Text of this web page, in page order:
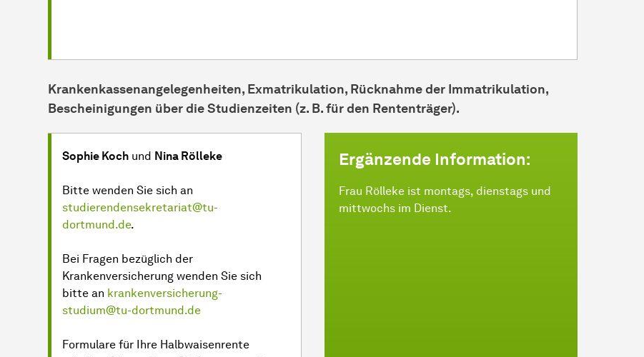
Krankenkassenangelegenheiten, Exmatrikulation, Rücknahme der Immatrikulation,
Bescheinigungen über die Studienzeiten (z. B. für den Rententräger).
Sophie Koch und Nina Rölleke
Bitte wenden Sie sich an
studierendensekretariat@tu-
dortmund.de.
Bei Fragen bezüglich der
Krankenversicherung wenden Sie sich
bitte an krankenversicherung-
studium@tu-dortmund.de
Formulare für Ihre Halbwaisenrente
Ergänzende Information:
Frau Rölleke ist montags, dienstags und
mittwochs im Dienst.